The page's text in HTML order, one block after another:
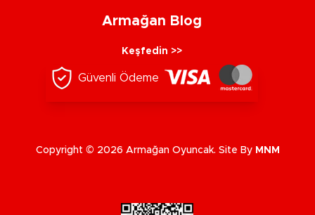
Armağan Blog
Keşfedin >>
Güvenli Ödeme
Copyright © 2026 Armağan Oyuncak. Site By MNM